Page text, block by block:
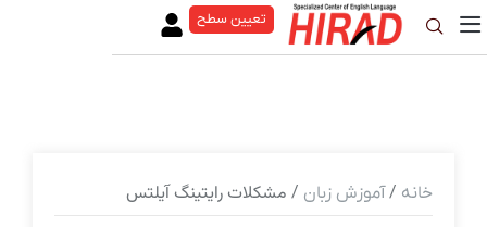
تعیین سطح
خانه /آموزش زبان / مشکلات رایتینگ آیلتس